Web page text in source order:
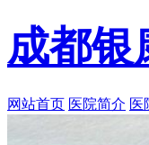
成都银
网站首页 医院简介 医